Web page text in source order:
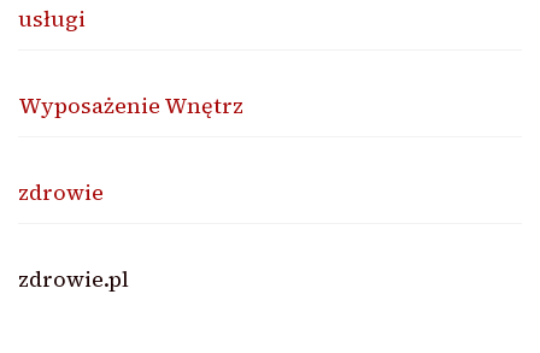
usługi
Wyposażenie Wnętrz
zdrowie
zdrowie.pl